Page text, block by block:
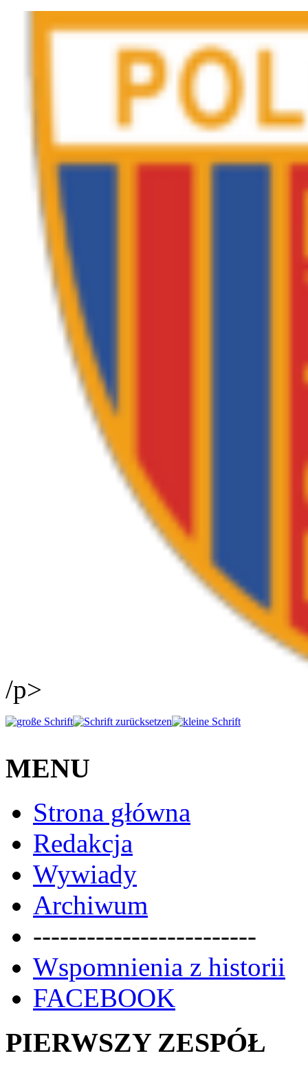
/p>
MENU
Strona główna
Redakcja
Wywiady
Archiwum
-------------------------
Wspomnienia z historii
FACEBOOK
PIERWSZY ZESPÓŁ